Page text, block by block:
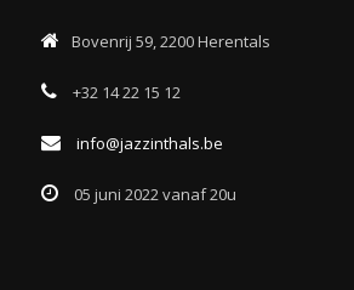
Bovenrij 59, 2200 Herentals
+32 14 22 15 12
info@jazzinthals.be
05 juni 2022 vanaf 20u